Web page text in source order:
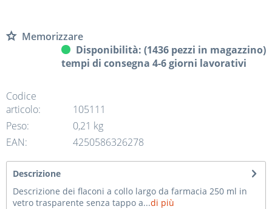
Memorizzare
Disponibilità: (1436 pezzi in magazzino)
tempi di consegna 4-6 giorni lavorativi
Codice
articolo:
105111
Peso:
0,21 kg
EAN:
4250586326278
Descrizione
Descrizione dei flaconi a collo largo da farmacia 250 ml in
vetro trasparente senza tappo a...di più